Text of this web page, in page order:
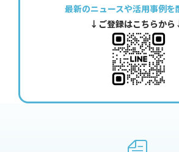
最新のニュースや活用事例を
↓ご登録はこちらから